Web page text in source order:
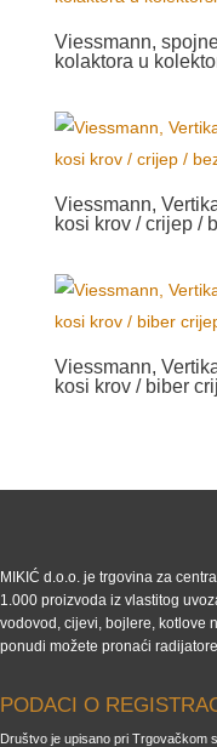
Viessmann,
kolaktora u
Viessmann,
kosi krov / crijep /
Viessmann,
kosi krov / biber
MIKIĆ d.o.o. je trgovina za
1.000 proizvoda iz vlastitog
vodovod, cijevi, bojlere, kotlove
ponudi možete pronaći
PODACI O
Društvo je upisano pri Trgovačkom